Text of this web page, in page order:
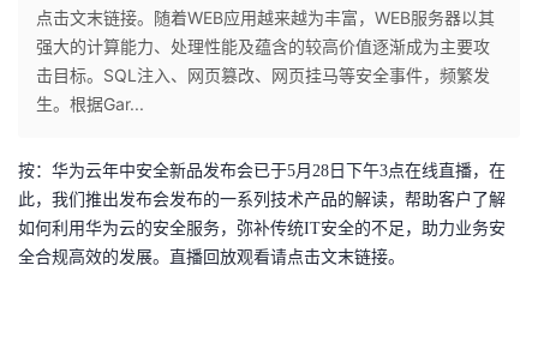
人
主
我
的
发
者
点击文末链接。随着WEB应用越来越为丰富，WEB服务器以其
强大的计算能力、处理性能及蕴含的较高价值逐渐成为主要攻
击目标。SQL注入、网页篡改、网页挂马等安全事件，频繁发
生。根据Gar...
按：华为云年中安全新品发布会已于5月28日下午3点在线直播，在
此，我们推出发布会发布的一系列技术产品的解读，帮助客户了解
如何利用华为云的安全服务，弥补传统IT安全的不足，助力业务安
全合规高效的发展。直播回放观看请点击文末链接。